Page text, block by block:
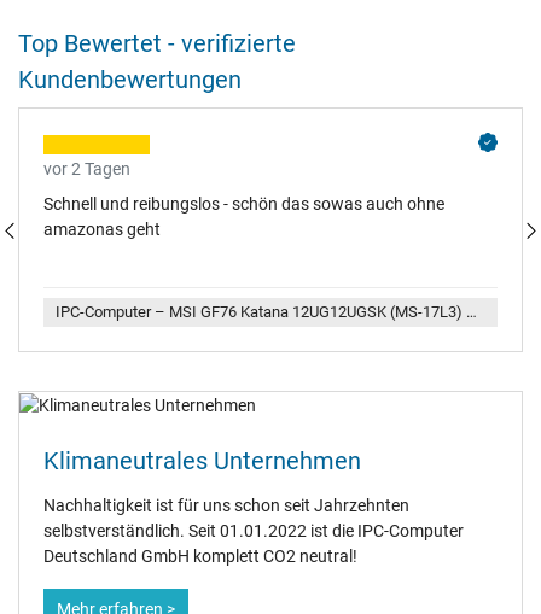
Top Bewertet - verifizierte
Kundenbewertungen
vor 2 Tagen
Schnell und reibungslos - schön das sowas auch ohne
amazonas geht
IPC-Computer – MSI GF76 Katana 12UG12UGSK (MS-17L3) Replacement Akku 52,4Wh
Klimaneutrales Unternehmen
Nachhaltigkeit ist für uns schon seit Jahrzehnten
selbstverständlich. Seit 01.01.2022 ist die IPC-Computer
Deutschland GmbH komplett CO2 neutral!
Mehr erfahren >